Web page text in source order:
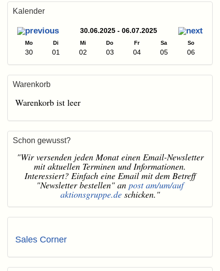
Kalender
30.06.2025 - 06.07.2025
Mo Di Mi Do Fr Sa So
30 01 02 03 04 05 06
Warenkorb
Warenkorb ist leer
Schon gewusst?
"Wir versenden jeden Monat einen Email-Newsletter
mit aktuellen Terminen und Informationen.
Interessiert? Einfach eine Email mit dem Betreff
"Newsletter bestellen" an post am/um/auf
aktionsgruppe.deschicken."
Sales Corner